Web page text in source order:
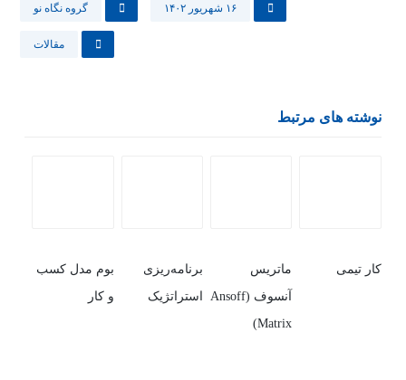
گروه نگاه نو ۱۶ شهریور ۱۴۰۲
مقالات
نوشته های مرتبط
بوم مدل کسب
و کار
برنامه‌ریزی
استراتژیک
ماتریس
آنسوف (Ansoff
Matrix)
کار تیمی